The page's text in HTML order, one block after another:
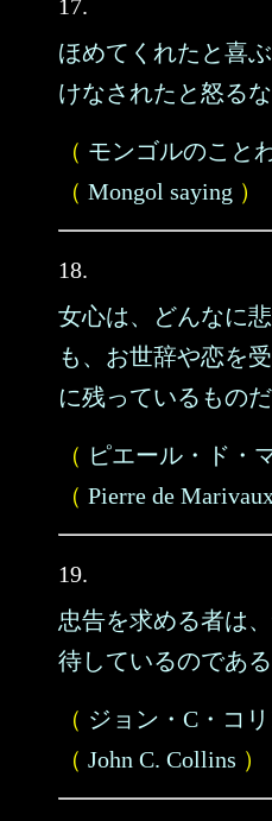
17.
ほめてくれたと喜ぶ
けなされたと怒るな
（ モンゴルのこと
（ Mongol saying ）
18.
女心は、どんなに
も、お世辞や恋を
に残っているものだ
（ ピエール・ド・
（ Pierre de
19.
忠告を求める者は
待しているのである
（ ジョン・C・コ
（ John C. Collins ）